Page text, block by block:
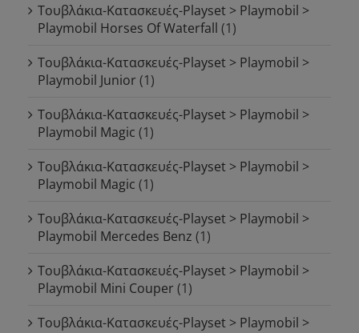
Τουβλάκια-Κατασκευές-Playset > Playmobil >
Playmobil Horses Of Waterfall (1)
Τουβλάκια-Κατασκευές-Playset > Playmobil >
Playmobil Junior (1)
Τουβλάκια-Κατασκευές-Playset > Playmobil >
Playmobil Magic (1)
Τουβλάκια-Κατασκευές-Playset > Playmobil >
Playmobil Magic (1)
Τουβλάκια-Κατασκευές-Playset > Playmobil >
Playmobil Mercedes Benz (1)
Τουβλάκια-Κατασκευές-Playset > Playmobil >
Playmobil Mini Couper (1)
Τουβλάκια-Κατασκευές-Playset > Playmobil >